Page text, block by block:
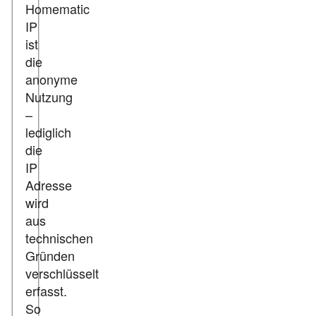
Homematic
IP
ist
die
anonyme
Nutzung
–
lediglich
die
IP
Adresse
wird
aus
technischen
Gründen
verschlüsselt
erfasst.
So